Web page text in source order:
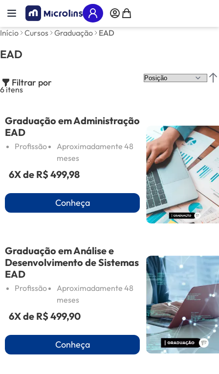
Pular para o conteúdo
Alternar Nav
Meu Carrinho
Início Cursos Graduação EAD
EAD
Filtrar por
6itens
Graduação em Administração
EAD
Profissão
Aproximadamente 48
meses
6X de R$ 499,98
Conheça
Graduação em Análise e
Desenvolvimento de Sistemas
EAD
Profissão
Aproximadamente 48
meses
6X de R$ 499,90
Conheça